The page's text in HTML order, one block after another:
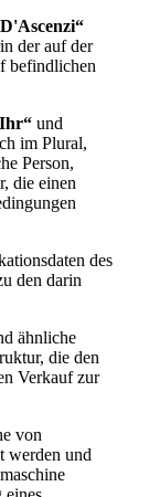
“
der auf der
befindlichen
und
im Plural,
Person,
die einen
des
den darin
ähnliche
die den
Verkauf zur
von
werden und